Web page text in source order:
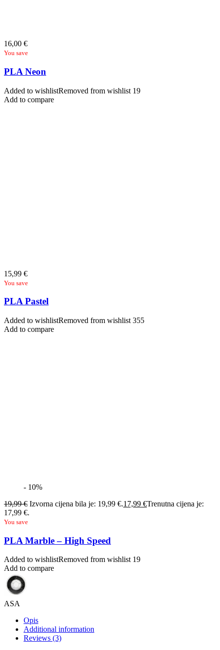
16,00 €
You save
PLA Neon
Added to wishlistRemoved from wishlist 19
Add to compare
15,99 €
You save
PLA Pastel
Added to wishlistRemoved from wishlist 355
Add to compare
- 10%
19,99€ Izvorna cijena bila je: 19,99 €.17,99 €Trenutna cijena je:
17,99 €.
You save
PLA Marble – High Speed
Added to wishlistRemoved from wishlist 19
Add to compare
ASA
Opis
Additional information
Reviews (3)